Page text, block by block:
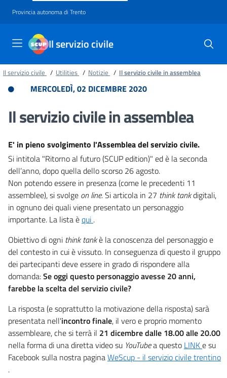
Provincia autonoma di Trento
Il servizio civile
Il servizio civile / Utilities / Notizie / Il servizio civile in assemblea
MERCOLEDÌ, 02 DICEMBRE 2020
Il servizio civile in assemblea
E' in pieno svolgimento l'Assemblea del servizio civile.
Si intitola "Ritorno al futuro (SCUP edition)" ed è la seconda
dell’anno, dopo quella dello scorso 26 agosto.
Non potendo essere in presenza (come le precedenti 11
assemblee), si svolge on line. Si articola in 27 think tankdigitali,
in ognuno dei quali viene presentato un personaggio
importante. La lista èqui .
Obiettivo di ogni think tankè la conoscenza del personaggio e
del contesto in cui è vissuto. In conseguenza di questo il gruppo
dei partecipanti deve essere in grado di rispondere alla
domanda:Se oggi questo personaggio avesse 20 anni,
farebbe la scelta del servizio civile?
La risposta (e soprattutto la motivazione della risposta) sarà
presentata nell'incontro finale, il vero e proprio momento
assembleare, che si terrà il 21 dicembre dalle 18.00 alle 20.00
nella forma di una diretta video su YouTubea questo LINKe su
Facebook sulla nostra paginaWeScup - il servizio civile trentino
.